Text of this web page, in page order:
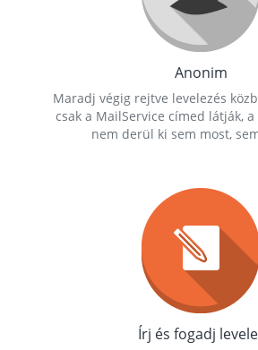
Anonim
Maradj végig rejtve levelezés
csak a MailService címed látják,
nem derül ki sem most,
Írj és fogadj